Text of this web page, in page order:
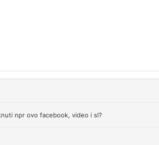
npr ovo facebook, video i sl?